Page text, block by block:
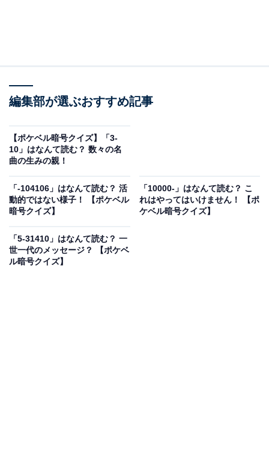
こちらもおすすめ
【ポケベル暗号クイズ】
編集部が選ぶおすすめ記事
【ポケベル暗号クイズ】「3-
10」はなんて読む？ 数々の名
曲の生みの親！
「-104106」はなんて読む？ 活
動的ではない様子！ 【ポケベル
暗号クイズ】
「10000-」はなんて読む？ こ
れはやってはいけません！ 【ポ
ケベル暗号クイズ】
「5-31410」はなんて読む？ 一
世一代のメッセージ？ 【ポケベ
ル暗号クイズ】